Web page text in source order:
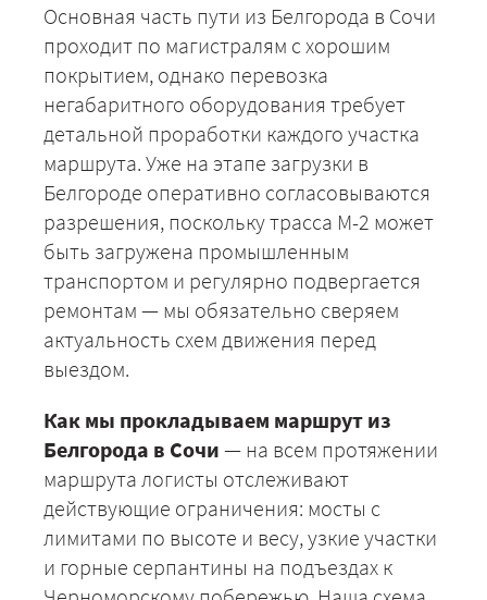
Основная часть пути из Белгорода в Сочи
проходит по магистралям с хорошим
покрытием, однако перевозка
негабаритного оборудования требует
детальной проработки каждого участка
маршрута. Уже на этапе загрузки в
Белгороде оперативно согласовываются
разрешения, поскольку трасса М-2 может
быть загружена промышленным
транспортом и регулярно подвергается
ремонтам — мы обязательно сверяем
актуальность схем движения перед
выездом.
Как мы прокладываем маршрут из
Белгорода в Сочи — на всем протяжении
маршрута логисты отслеживают
действующие ограничения: мосты с
лимитами по высоте и весу, узкие участки
и горные серпантины на подъездах к